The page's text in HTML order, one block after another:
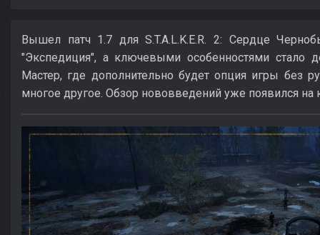
Вышел патч 1.7 для S.T.A.L.K.E.R. 2: Сердце
"Экспедиция", а ключевыми особенностями стало
Мастер, где дополнительно будет опция игры без
многое другое. Обзор нововведений уже появился на